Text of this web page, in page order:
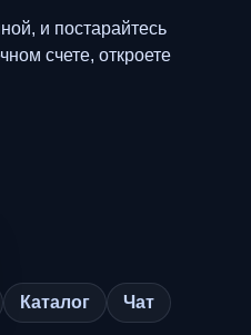
и постарайтесь
счете, откроете
Каталог Чат